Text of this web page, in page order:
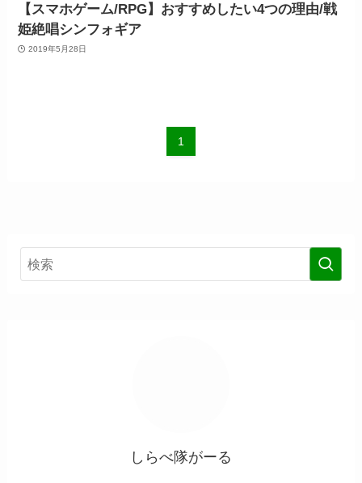
【スマホゲーム/RPG】おすすめしたい4つの理由/戦
姫絶唱シンフォギア
2019年5月28日
1
しらべ隊がーる